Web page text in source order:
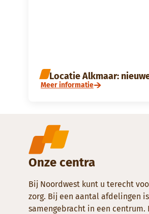
Locatie Alkmaar:
Meer informatie
Onze centra
Bij Noordwest kunt u terecht
zorg. Bij een aantal afdelingen
samengebracht in een centrum.